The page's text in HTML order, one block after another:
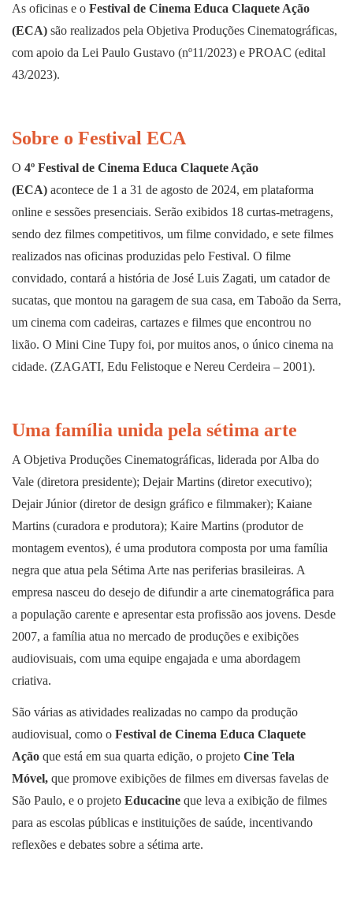
As oficinas e o Festival de Cinema Educa Claquete Ação
(ECA) são realizados pela Objetiva Produções Cinematográficas,
com apoio da Lei Paulo Gustavo (nº11/2023) e PROAC (edital
43/2023).
Sobre o Festival ECA
O 4º Festival de Cinema Educa Claquete Ação
(ECA) acontece de 1 a 31 de agosto de 2024, em plataforma
online e sessões presenciais. Serão exibidos 18 curtas-metragens,
sendo dez filmes competitivos, um filme convidado, e sete filmes
realizados nas oficinas produzidas pelo Festival. O filme
convidado, contará a história de José Luis Zagati, um catador de
sucatas, que montou na garagem de sua casa, em Taboão da Serra,
um cinema com cadeiras, cartazes e filmes que encontrou no
lixão. O Mini Cine Tupy foi, por muitos anos, o único cinema na
cidade. (ZAGATI, Edu Felistoque e Nereu Cerdeira – 2001).
Uma família unida pela sétima arte
A Objetiva Produções Cinematográficas, liderada por Alba do
Vale (diretora presidente); Dejair Martins (diretor executivo);
Dejair Júnior (diretor de design gráfico e filmmaker); Kaiane
Martins (curadora e produtora); Kaire Martins (produtor de
montagem eventos), é uma produtora composta por uma família
negra que atua pela Sétima Arte nas periferias brasileiras. A
empresa nasceu do desejo de difundir a arte cinematográfica para
a população carente e apresentar esta profissão aos jovens. Desde
2007, a família atua no mercado de produções e exibições
audiovisuais, com uma equipe engajada e uma abordagem
criativa.
São várias as atividades realizadas no campo da produção
audiovisual, como o Festival de Cinema Educa Claquete
Ação que está em sua quarta edição, o projeto Cine Tela
Móvel, que promove exibições de filmes em diversas favelas de
São Paulo, e o projeto Educacine que leva a exibição de filmes
para as escolas públicas e instituições de saúde, incentivando
reflexões e debates sobre a sétima arte.